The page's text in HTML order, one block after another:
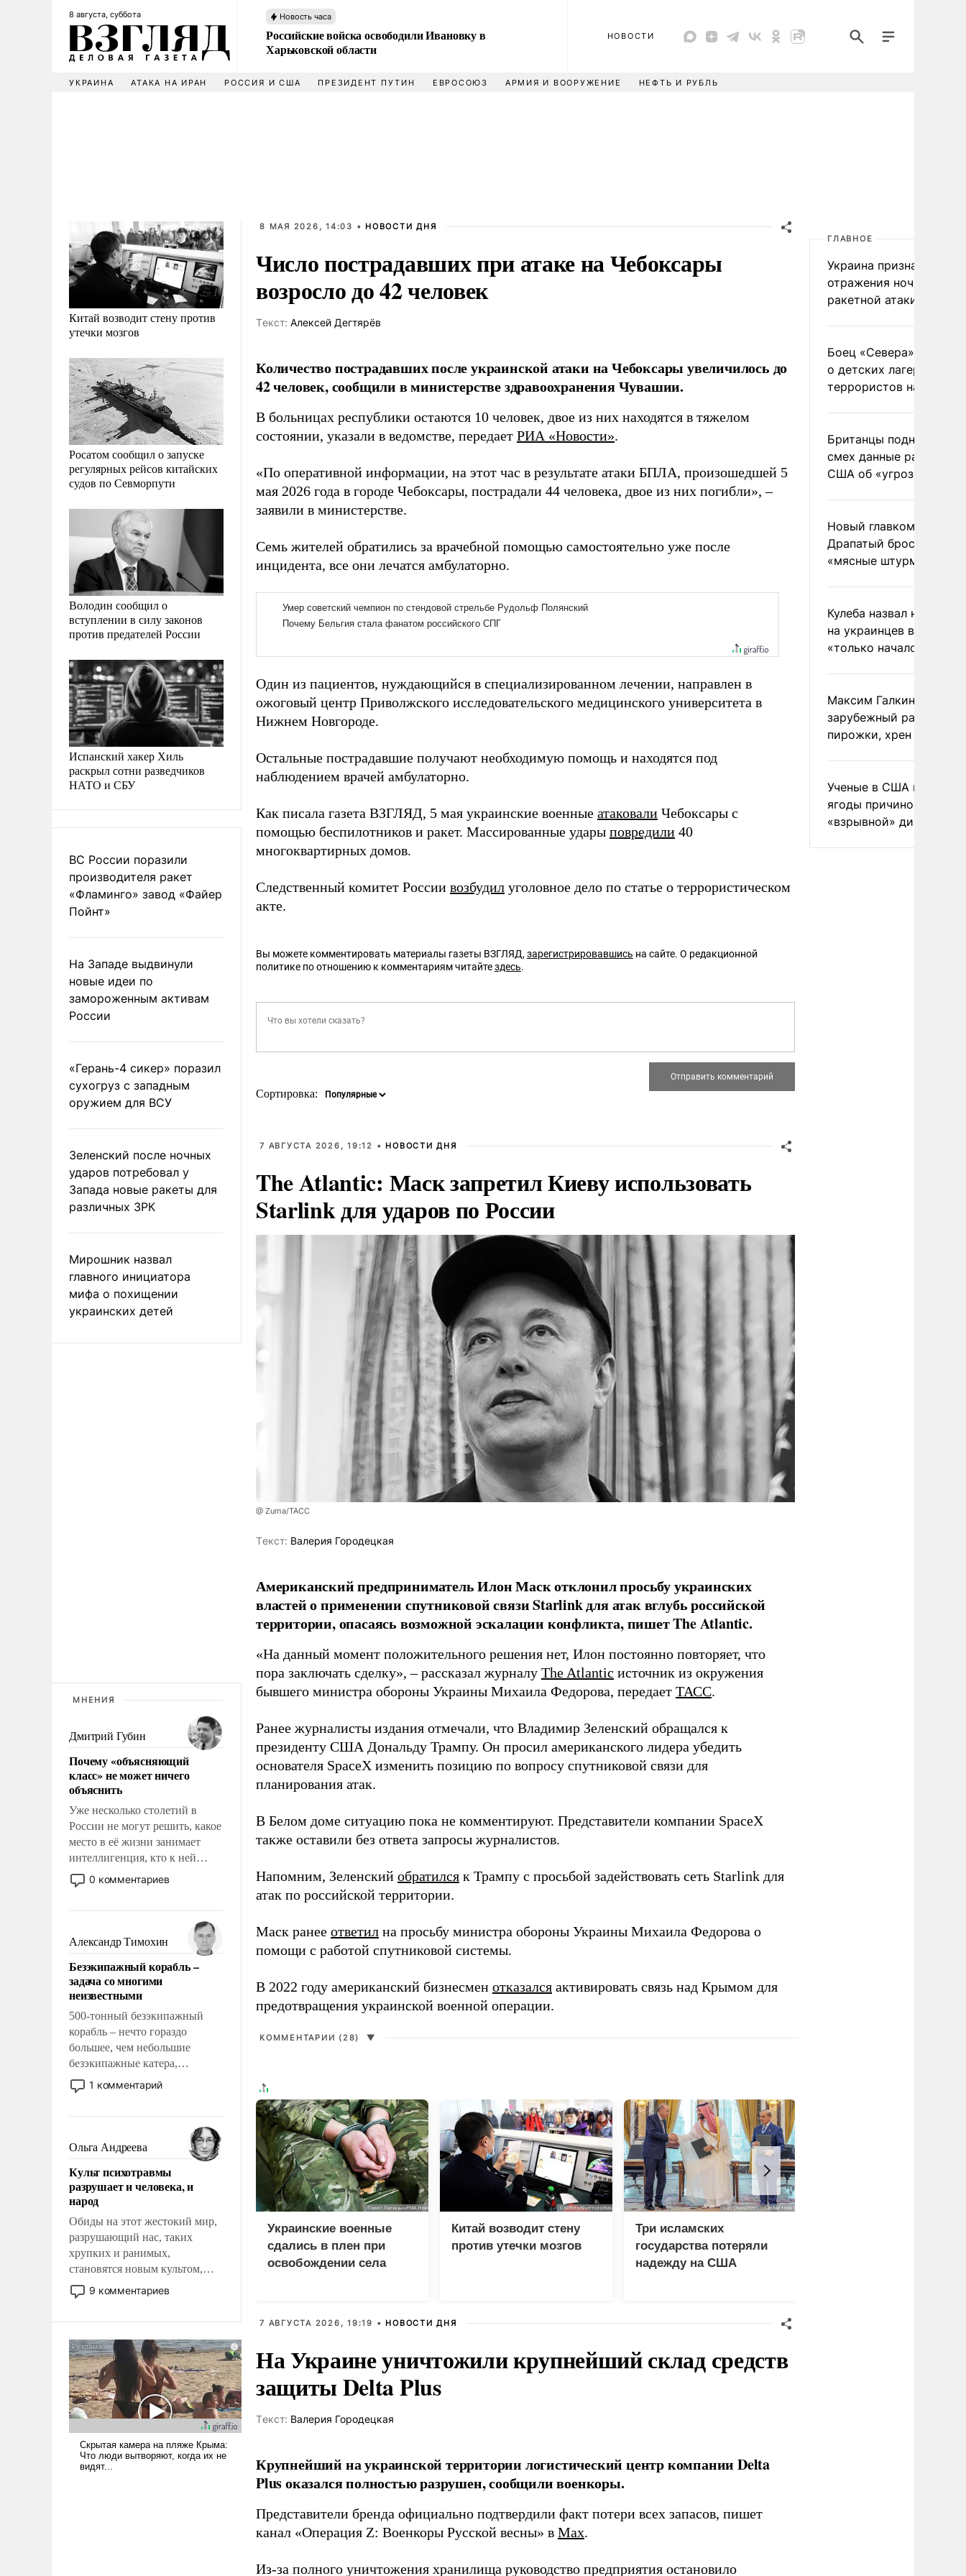
8 августа, суббота Новость часа
Российские войска освободили Ивановку в
Харьковской области
НОВОСТИ
УКРАИНА АТАКА НА ИРАН РОССИЯ И США ПРЕЗИДЕНТ ПУТИН ЕВРОСОЮЗ АРМИЯ И ВООРУЖЕНИЕ НЕФТЬ И РУБЛЬ
Китай возводит стену против
утечки мозгов
Росатом сообщил о запуске
регулярных рейсов китайских
судов по Севморпути
Володин сообщил о
вступлении в силу законов
против предателей России
Испанский хакер Хиль
раскрыл сотни разведчиков
НАТО и СБУ
ВС России поразили
производителя ракет
«Фламинго» завод «Файер
Пойнт»
На Западе выдвинули
новые идеи по
замороженным активам
России
«Герань-4 сикер» поразил
сухогруз с западным
оружием для ВСУ
Зеленский после ночных
ударов потребовал у
Запада новые ракеты для
различных ЗРК
Мирошник назвал
главного инициатора
мифа о похищении
украинских детей
МНЕНИЯ
Дмитрий Губин
Почему «объясняющий
класс» не может ничего
объяснить
Уже несколько столетий в
России не могут решить, какое
место в её жизни занимает
интеллигенция, кто к ней
принадлежит, а кого из неё
исключили с правом
чем она отличается от просто
образованных людей. Иногда
казалось, что эти вопросы
решены раз и навсегда, но –
нет, не решены.
0 комментариев
Александр Тимохин
Безэкипажный корабль –
задача со многими
неизвестными
500-тонный безэкипажный
корабль – нечто гораздо
большее, чем небольшие
безэкипажные катера,
применение которых уже
стало обыденностью. Задача по
сложна и амбициозна. Однако
и ее реализация радикально
поднимет наши боевые
возможности.
1 комментарий
Ольга Андреева
Культ психотравмы
разрушает и человека, и
народ
Обиды на этот жестокий мир,
разрушающий нас, таких
хрупких и ранимых,
становятся новым культом,
постепенно вытесняя и
отменяя традиционное
ударами судьбы, брать на себя
ответственность, помогать
слабым, идти вперед и
адаптироваться.
9 комментариев
8 МАЯ 2026, 14:03 • НОВОСТИ ДНЯ
Число пострадавших при атаке на Чебоксары
возросло до 42 человек
Tекст: Алексей Дегтярёв
Количество пострадавших после украинской атаки на Чебоксары увеличилось до
42 человек, сообщили в министерстве здравоохранения Чувашии.
В больницах республики остаются 10 человек, двое из них находятся в тяжелом
состоянии, указали в ведомстве, передает РИА «Новости».
«По оперативной информации, на этот час в результате атаки БПЛА, произошедшей 5
мая 2026 года в городе Чебоксары, пострадали 44 человека, двое из них погибли», –
заявили в министерстве.
Семь жителей обратились за врачебной помощью самостоятельно уже после
инцидента, все они лечатся амбулаторно.
Один из пациентов, нуждающийся в специализированном лечении, направлен в
ожоговый центр Приволжского исследовательского медицинского университета в
Нижнем Новгороде.
Остальные пострадавшие получают необходимую помощь и находятся под
наблюдением врачей амбулаторно.
Как писала газета ВЗГЛЯД, 5 мая украинские военные атаковали Чебоксары с
помощью беспилотников и ракет. Массированные удары повредили 40
многоквартирных домов.
Следственный комитет России возбудил уголовное дело по статье о террористическом
акте.
Вы можете комментировать материалы газеты ВЗГЛЯД, зарегистрировавшись на сайте. О редакционной
политике по отношению к комментариям читайтездесь.
Сортировка:
7 АВГУСТА 2026, 19:12 • НОВОСТИ ДНЯ
The Atlantic: Маск запретил Киеву использовать
Starlink для ударов по России
@ Zuma/ТАСС
Tекст: Валерия Городецкая
Американский предприниматель Илон Маск отклонил просьбу украинских
властей о применении спутниковой связи Starlink для атак вглубь российской
территории, опасаясь возможной эскалации конфликта, пишет The Atlantic.
«На данный момент положительного решения нет, Илон постоянно повторяет, что
пора заключать сделку», – рассказал журналу The Atlantic источник из окружения
бывшего министра обороны Украины Михаила Федорова, передает ТАСС.
Ранее журналисты издания отмечали, что Владимир Зеленский обращался к
президенту США Дональду Трампу. Он просил американского лидера убедить
основателя SpaceX изменить позицию по вопросу спутниковой связи для
планирования атак.
В Белом доме ситуацию пока не комментируют. Представители компании SpaceX
также оставили без ответа запросы журналистов.
Напомним, Зеленский обратился к Трампу с просьбой задействовать сеть Starlink для
атак по российской территории.
Маск ранее ответил на просьбу министра обороны Украины Михаила Федорова о
помощи с работой спутниковой системы.
В 2022 году американский бизнесмен отказался активировать связь над Крымом для
предотвращения украинской военной операции.
КОММЕНТАРИИ (28) ▼
Украинские военные
сдались в плен при
освобождении села
Китай возводит стену
против утечки мозгов
Три исламских
государства потеряли
надежду на США
7 АВГУСТА 2026, 19:19 • НОВОСТИ ДНЯ
На Украине уничтожили крупнейший склад средств
защиты Delta Plus
Tекст: Валерия Городецкая
Крупнейший на украинской территории логистический центр компании Delta
Plus оказался полностью разрушен, сообщили военкоры.
Представители бренда официально подтвердили факт потери всех запасов, пишет
канал «Операция Z: Военкоры Русской весны» в Max.
Из-за полного уничтожения хранилища руководство предприятия остановило
ГЛАВНОЕ
Украина признала
отражения ночной
ракетной атаки
Боец «Севера»
о детских лагерях
террористов на
Британцы подняли на
смех данные разведки
США об «угрозе
Новый главком ВСУ
Драпатый бросил
«мясные штурмы»
Кулеба назвал
на украинцев в Польше
«только началом»
Максим Галкин
зарубежный райдер
пирожки, хрен и морс
Ученые в США назвали
ягоды причиной
«взрывной» диареи